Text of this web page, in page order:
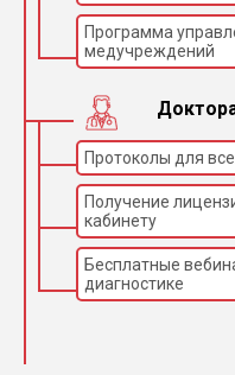
Программа
медучреждений
Протоколы для
Получение
кабинету
Бесплатные
диагностике